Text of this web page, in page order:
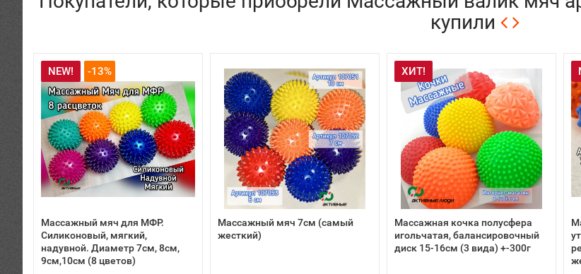
купили
NEW! -13%
Массажный мяч для МФР.
Силиконовый, мягкий,
надувной. Диаметр 7см, 8см,
9см,10см (8 цветов)
Массажный мяч 7см (самый
жесткий)
ХИТ!
Массажная кочка полусфера
игольчатая, балансировочный
диск 15-16см (3 вида) +-300г